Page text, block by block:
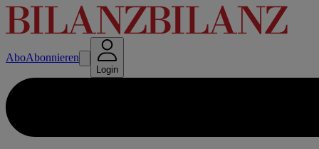
AboAbonnieren
Login